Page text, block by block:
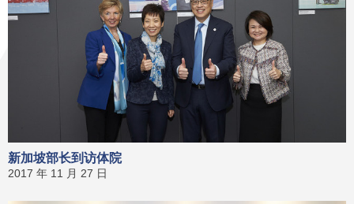
新加坡部长到访体院
2017 年 11 月 27 日